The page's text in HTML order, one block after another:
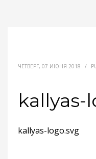
ЧЕТВЕРГ, 07 ИЮНЯ 2018 /
kallyas-
kallyas-logo.svg